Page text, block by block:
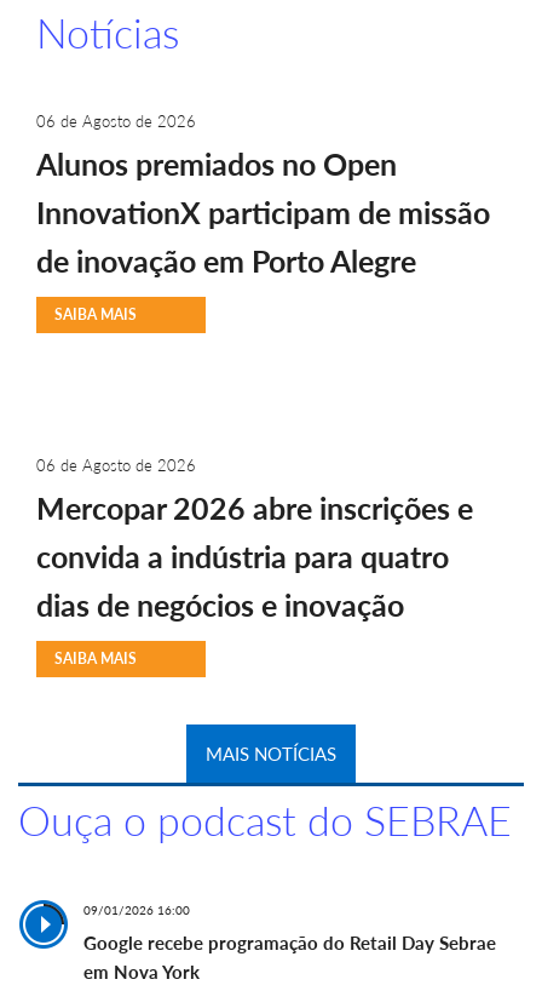
Notícias
06 de Agosto de 2026
Alunos premiados no Open
InnovationX participam de missão
de inovação em Porto Alegre
SAIBA MAIS
06 de Agosto de 2026
Mercopar 2026 abre inscrições e
convida a indústria para quatro
dias de negócios e inovação
SAIBA MAIS
MAIS NOTÍCIAS
Ouça o podcast do SEBRAE
09/01/2026 16:00
Google recebe programação do Retail Day Sebrae
em Nova York